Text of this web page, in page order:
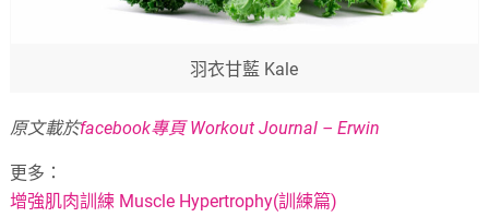
羽衣甘藍 Kale
原文載於facebook專頁 Workout Journal – Erwin
更多：
增強肌肉訓練 Muscle Hypertrophy(訓練篇)